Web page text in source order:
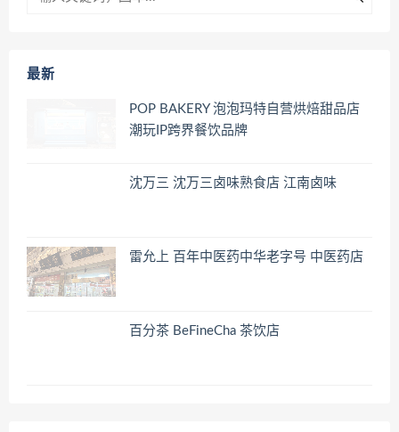
最新
POP BAKERY 泡泡玛特自营烘焙甜品店
潮玩IP跨界餐饮品牌
沈万三 沈万三卤味熟食店 江南卤味
雷允上 百年中医药中华老字号 中医药店
百分茶 BeFineCha 茶饮店